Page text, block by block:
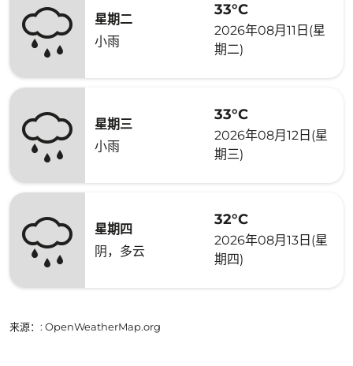
星期二
小雨
33°C
2026年08月11日(星
期二)
星期三
小雨
33°C
2026年08月12日(星
期三)
星期四
阴，多云
32°C
2026年08月13日(星
期四)
来源： : OpenWeatherMap.org